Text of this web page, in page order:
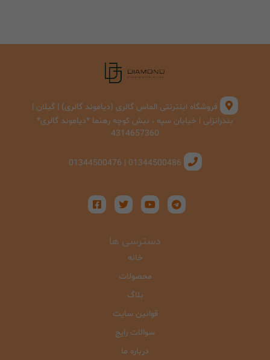
فروشگاه اینترنتی الماس گالری (دیاموند گالری) | گیلان |
بندرانزلی | خیابان سپه ، نبش کوچه رهنما *دیاموند گالری*
4314657360
01344500486 | 01344500476
دسترسی ها
خانه
محصولات
بلاگ
قوانین سایت
سوالات رایج
درباره ما